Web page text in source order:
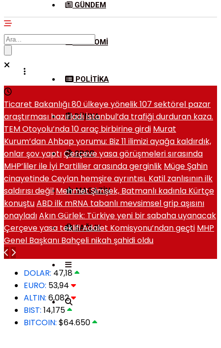
GÜNDEM
EKONOMI
POLITIKA
DÜNYA
SPOR
MAGAZIN
SAĞLIK
Ticaret Bakanlığı 80 ülkeye yönelik 107 sektörel pazar
araştırması hazırladıİstanbul’da trafiği durduran kaza.
TEM Otoyolu’nda 10 araç birbirine girdi Murat
Kurum’dan Ahbap yorumu: Biz 11 ilimizi ayağa kaldırdık,
onlar şov yaptıÇerçeve yasa görüşmeleri sırasında
MHP’liler ile İyi Partililer arasında gerginlik Müge Şahin
cinayetinde Ceylan hemşire ayrıntısı. Katil zanlısının ilk
saldırısı değil Mehmet Şimşek, Batmanlı kadınla Kürtçe
konuştuABD ilk mRNA tabanlı mevsimsel grip aşısını
onayladıAkın Gürlek: Türkiye yeni bir sabaha uyanacak
Çerçeve yasa teklifi Adalet Komisyonu’ndan geçti MHP
Genel Başkanı Bahçeli nikah şahidi oldu
DOLAR: 47,18
EURO: 53,94
ALTIN: 6,082
BIST: 14,175
BITCOIN: $64.650